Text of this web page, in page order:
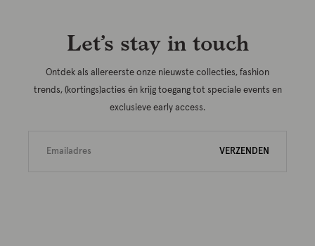
Let’s stay in touch
Ontdek als allereerste onze nieuwste collecties, fashion
trends, (kortings)acties én krijg toegang tot speciale events en
exclusieve early access.
VERZENDEN